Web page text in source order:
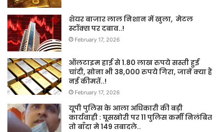
शेयर बाजार लाल निशान में खुला, मेटल
स्टॉक्स पर दबाव..!
February 17, 2026
ऑलटाइम हाई से 1.80 लाख रुपये सस्ती हुई
चांदी, सोना भी 38,000 रुपये गिरा, जानें क्या हैं
नई कीमतें..!
February 17, 2026
यूपी पुलिस के आला अधिकारी की बड़ी
कार्यवाही : घूसखोरी पर 11 पुलिस कर्मी निलंबित
तो बाँदा मे 149 तबादले..